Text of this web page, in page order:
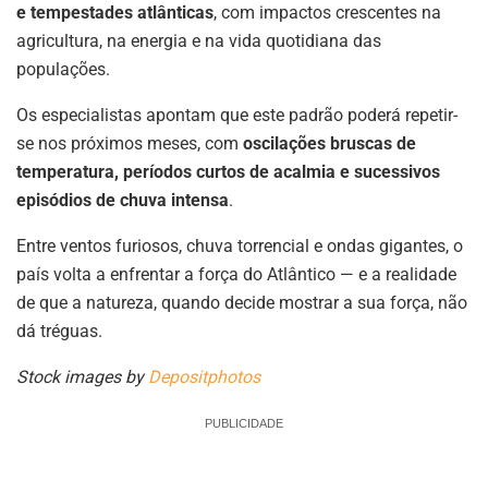
e tempestades atlânticas, com impactos crescentes na
agricultura, na energia e na vida quotidiana das
populações.
Os especialistas apontam que este padrão poderá repetir-
se nos próximos meses, com oscilações bruscas de
temperatura, períodos curtos de acalmia e sucessivos
episódios de chuva intensa.
Entre ventos furiosos, chuva torrencial e ondas gigantes, o
país volta a enfrentar a força do Atlântico — e a realidade
de que a natureza, quando decide mostrar a sua força, não
dá tréguas.
Stock images byDepositphotos
PUBLICIDADE